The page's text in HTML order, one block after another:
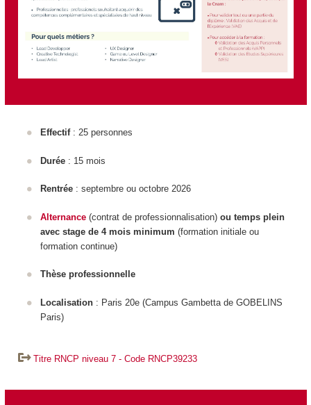
Effectif : 25 personnes
Durée : 15 mois
Rentrée : septembre ou octobre 2026
Alternance (contrat de professionnalisation) ou temps plein
avec stage de 4 mois minimum (formation initiale ou
formation continue)
Thèse professionnelle
Localisation : Paris 20e (Campus Gambetta de GOBELINS
Paris)
Titre RNCP niveau 7 - Code RNCP39233